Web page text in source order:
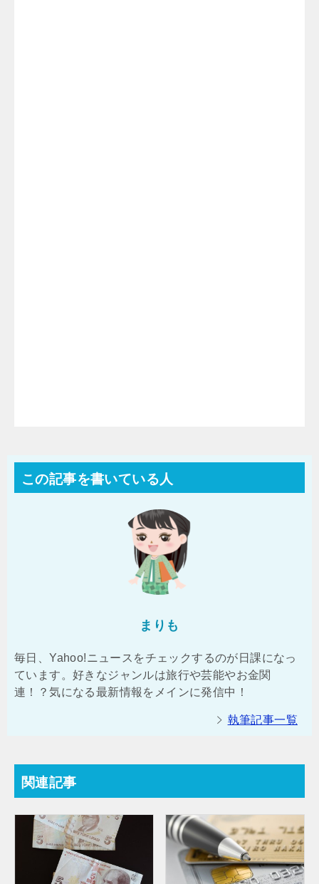
この記事を書いている人
まりも
毎日、Yahoo!ニュースをチェックするのが日課になっ
ています。好きなジャンルは旅行や芸能やお金関
連！？気になる最新情報をメインに発信中！
執筆記事一覧
関連記事